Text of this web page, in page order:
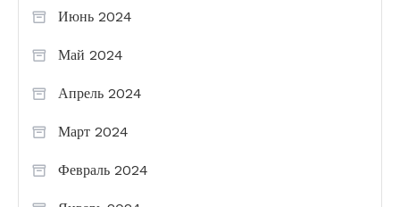
Июнь 2024
Май 2024
Апрель 2024
Март 2024
Февраль 2024